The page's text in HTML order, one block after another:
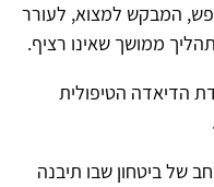
המבקש למצוא, לעורר
ממושך שאינו רציף.
הדיאדה הטיפולית
של ביטחון שבו תיבנה